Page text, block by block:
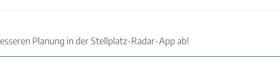
Planung in der Stellplatz-Radar-App ab!